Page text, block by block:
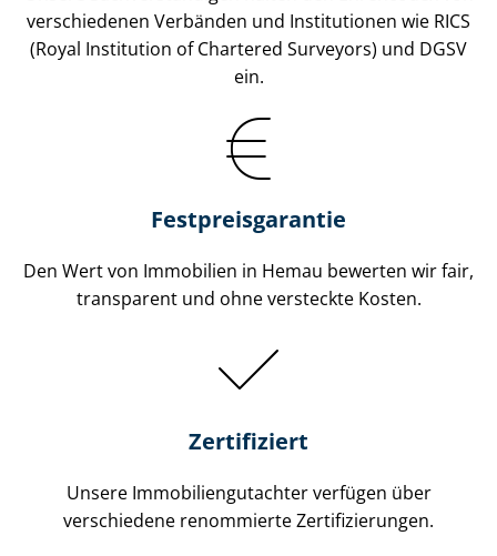
verschiedenen Verbänden und Institutionen wie RICS
(Royal Institution of Chartered Surveyors) und DGSV
ein.
Festpreis​garantie
Den Wert von Immobilien in Hemau bewerten wir fair,
transparent und ohne versteckte Kosten.
Zertifiziert
Unsere Immobilien­gutachter verfügen über
verschiedene renommierte Zer­ti­fi­zie­run­gen.